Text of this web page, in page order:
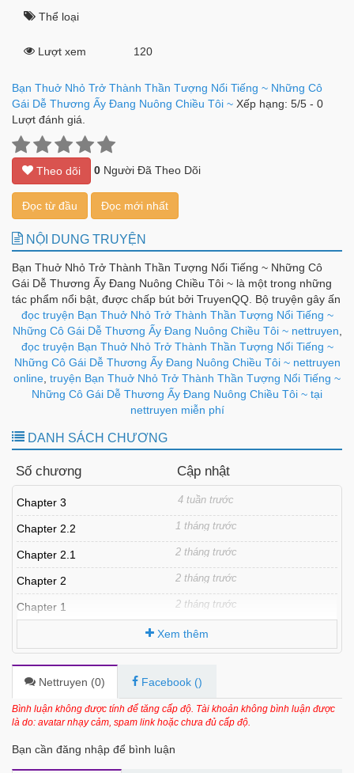
Thể loại
Lượt xem 120
Bạn Thuở Nhỏ Trở Thành Thần Tượng Nổi Tiếng ~ Những Cô
Gái Dễ Thương Ấy Đang Nuông Chiều Tôi ~ Xếp hạng: 5/5 - 0
Lượt đánh giá.
Theo dõi 0 Người Đã Theo Dõi
Đọc từ đầu Đọc mới nhất
NỘI DUNG TRUYỆN
Bạn Thuở Nhỏ Trở Thành Thần Tượng Nổi Tiếng ~ Những Cô
Gái Dễ Thương Ấy Đang Nuông Chiều Tôi ~ là một trong những
tác phẩm nổi bật, được chấp bút bởi TruyenQQ. Bộ truyện gây ấn
tượng nhờ cách kể chuyện chặt chẽ, diễn biến hợp lý và dàn
nhân vật được xây dựng có chiều sâu, tạo nên sức hút bền bỉ
theo từng chương.
đọc truyện Bạn Thuở Nhỏ Trở Thành Thần Tượng Nổi Tiếng ~
Những Cô Gái Dễ Thương Ấy Đang Nuông Chiều Tôi ~ nettruyen
đọc truyện Bạn Thuở Nhỏ Trở Thành Thần Tượng Nổi Tiếng ~
Những Cô Gái Dễ Thương Ấy Đang Nuông Chiều Tôi ~ nettruyen
online truyện Bạn Thuở Nhỏ Trở Thành Thần Tượng Nổi Tiếng ~
Những Cô Gái Dễ Thương Ấy Đang Nuông Chiều Tôi ~ tại
nettruyen miễn phí
DANH SÁCH CHƯƠNG
Số chương Cập nhật
Chapter 3 4 tuần trước
Chapter 2.2 1 tháng trước
Chapter 2.1 2 tháng trước
Chapter 2 2 tháng trước
Chapter 1 2 tháng trước
Xem thêm
Nettruyen (0) Facebook ()
Bình luận không được tính để tăng cấp độ. Tài khoản không bình luận được
là do: avatar nhạy cảm, spam link hoặc chưa đủ cấp độ.
Bạn cần đăng nhập để bình luận